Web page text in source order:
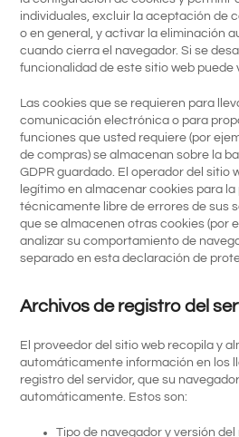
individuales, excluir la aceptación de
o en general, y activar la eliminación
cuando cierra el navegador. Si se
funcionalidad de este sitio web puede
Las cookies que se requieren para
comunicación electrónica o para
funciones que usted requiere (por
de compras) se almacenan sobre la
GDPR guardado. El operador del sitio
legítimo en almacenar cookies para
técnicamente libre de errores de sus
que se almacenen otras cookies (por
analizar su comportamiento de
separado en esta declaración de
Archivos de registro del
El proveedor del sitio web recopila y
automáticamente información en los
registro del servidor, que su
automáticamente. Estos son:
Tipo de navegador y versión